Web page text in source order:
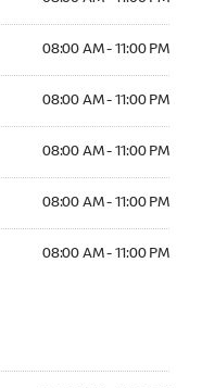
08:00 AM - 11:00 PM
08:00 AM - 11:00 PM
08:00 AM - 11:00 PM
08:00 AM - 11:00 PM
08:00 AM - 11:00 PM